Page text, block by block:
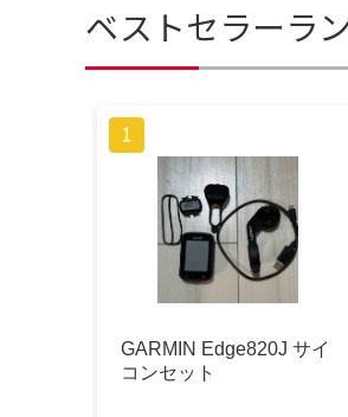
ベストセラーラ
GARMIN Edge820J サイ
コンセット